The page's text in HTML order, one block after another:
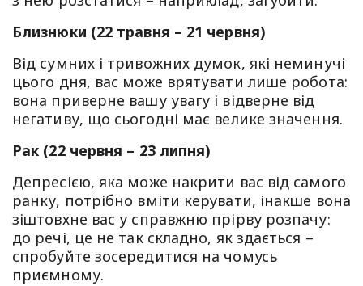
Близнюки (22 травня – 21 червня)
Від сумних і тривожних думок, які неминучі
цього дня, вас може врятувати лише робота:
вона приверне вашу увагу і відверне від
негативу, що сьогодні має велике значення.
Рак (22 червня – 23 липня)
Депресією, яка може накрити вас від самого
ранку, потрібно вміти керувати, інакше вона
зіштовхне вас у справжню прірву розпачу:
до речі, це не так складно, як здається –
спробуйте зосередитися на чомусь
приємному.